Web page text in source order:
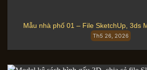
Mẫu nhà phố 01 – File SketchUp, 3ds
Th5 26, 2026